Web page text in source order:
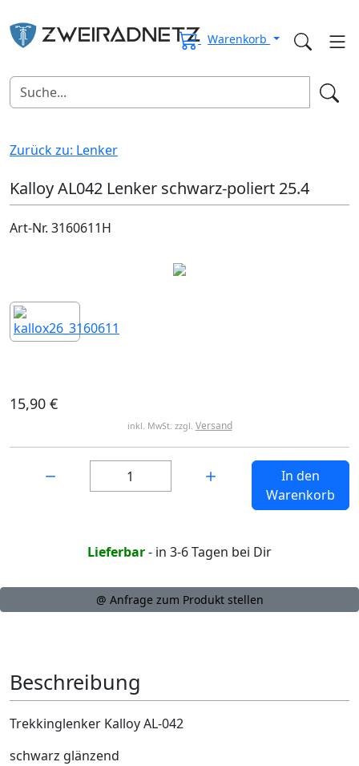
Warenkorb
Zurück zu: Lenker
Kalloy AL042 Lenker schwarz-poliert 25.4
Art-Nr. 3160611H
15,90 €
inkl. MwSt. zzgl. Versand
In den
Warenkorb
Lieferbar- in 3-6 Tagen bei Dir
@ Anfrage zum Produkt stellen
Beschreibung
Trekkinglenker Kalloy AL-042
schwarz glänzend